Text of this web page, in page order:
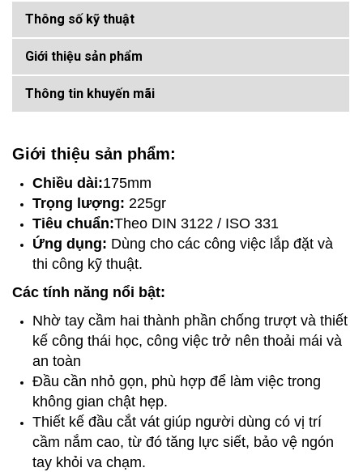
Thông số kỹ thuật
Giới thiệu sản phẩm
Thông tin khuyến mãi
Giới thiệu sản phẩm:
Chiều dài:175mm
Trọng lượng: 225gr
Tiêu chuẩn:Theo DIN 3122 / ISO 331
Ứng dụng: Dùng cho các công việc lắp đặt và
thi công kỹ thuật.
Các tính năng nổi bật:
Nhờ tay cầm hai thành phần chống trượt và thiết
kế công thái học, công việc trở nên thoải mái và
an toàn
Đầu cần nhỏ gọn, phù hợp để làm việc trong
không gian chật hẹp.
Thiết kế đầu cắt vát giúp người dùng có vị trí
cầm nắm cao, từ đó tăng lực siết, bảo vệ ngón
tay khỏi va chạm.